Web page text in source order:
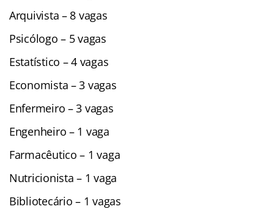
Arquivista – 8 vagas
Psicólogo – 5 vagas
Estatístico – 4 vagas
Economista – 3 vagas
Enfermeiro – 3 vagas
Engenheiro – 1 vaga
Farmacêutico – 1 vaga
Nutricionista – 1 vaga
Bibliotecário – 1 vagas